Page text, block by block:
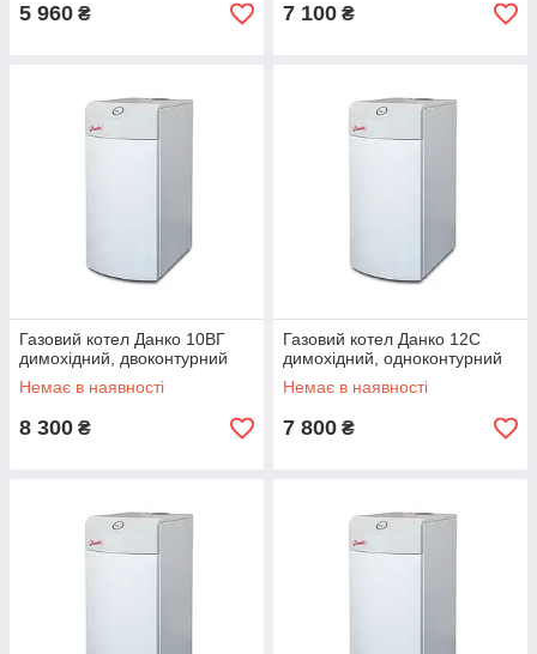
5 960 ₴ 7 100 ₴
Газовий котел Данко 10ВГ
димохідний, двоконтурний
Немає в наявності
8 300 ₴
Газовий котел Данко 12С
димохідний, одноконтурний
Немає в наявності
7 800 ₴